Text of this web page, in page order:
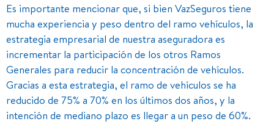
Es importante mencionar que, si bien VazSeguros tiene
mucha experiencia y peso dentro del ramo vehículos, la
estrategia empresarial de nuestra aseguradora es
incrementar la participación de los otros Ramos
Generales para reducir la concentración de vehículos.
Gracias a esta estrategia, el ramo de vehículos se ha
reducido de 75% a 70% en los últimos dos años, y la
intención de mediano plazo es llegar a un peso de 60%.